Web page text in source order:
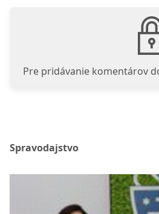
Pre pridávanie komentárov
Spravodajstvo